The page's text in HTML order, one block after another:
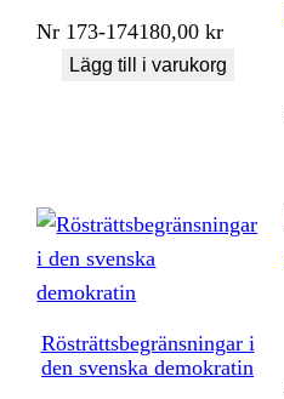
Nr 173-174180,00kr
Lägg till i varukorg
Rösträttsbegränsningar i
den svenska demokratin